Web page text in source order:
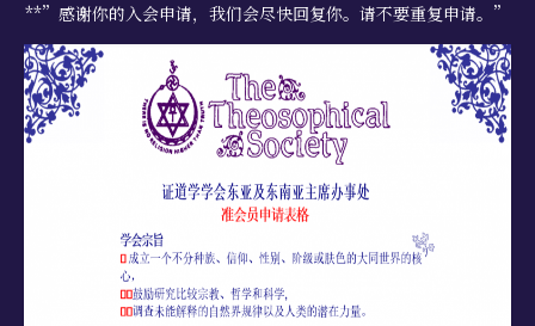
学习资源
书籍目录
视频资源
最新活动
**”感谢你的入会申请，我们会尽快回复你。请不要重复申请。”